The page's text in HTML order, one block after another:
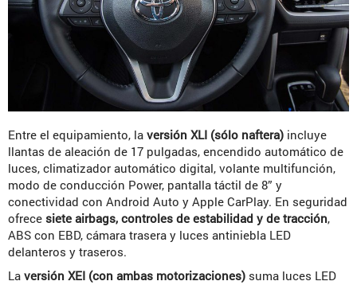
Entre el equipamiento, la versión XLI (sólo naftera) incluye
llantas de aleación de 17 pulgadas, encendido automático de
luces, climatizador automático digital, volante multifunción,
modo de conducción Power, pantalla táctil de 8” y
conectividad con Android Auto y Apple CarPlay. En seguridad
ofrece siete airbags, controles de estabilidad y de tracción,
ABS con EBD, cámara trasera y luces antiniebla LED
delanteros y traseros.
La versión XEI (con ambas motorizaciones) suma luces LED